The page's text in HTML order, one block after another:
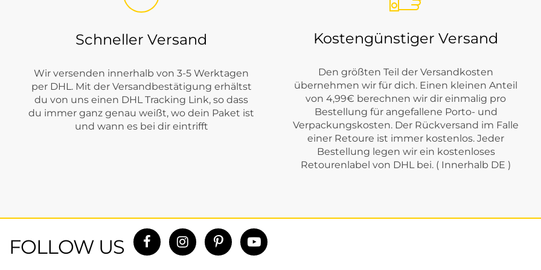
Schneller Versand
Wir versenden innerhalb von 3-5 Werktagen
per DHL. Mit der Versandbestätigung erhältst
du von uns einen DHL Tracking Link, so dass
du immer ganz genau weißt, wo dein Paket ist
und wann es bei dir eintrifft
Kostengünstiger Versand
Den größten Teil der Versandkosten
übernehmen wir für dich. Einen kleinen Anteil
von 4,99€ berechnen wir dir einmalig pro
Bestellung für angefallene Porto- und
Verpackungskosten. Der Rückversand im Falle
einer Retoure ist immer kostenlos. Jeder
Bestellung legen wir ein kostenloses
Retourenlabel von DHL bei. ( Innerhalb DE )
FOLLOW US